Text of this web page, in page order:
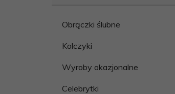
Obrączki ślubne
Kolczyki
Wyroby okazjonalne
Celebrytki